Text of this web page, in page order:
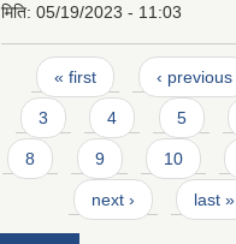
मिति: 05/19/2023 - 11:03
Pages
« first ‹ previous
3 4 5
8 9 10
next › last »